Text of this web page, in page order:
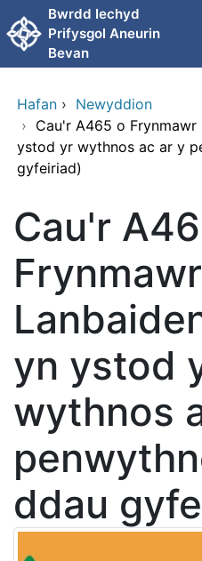
Neidio i'r prif gynnwy
Bwrdd Iechyd
Prifysgol Aneurin
Bevan
Hafan › Newyddion
› Cau'r A465 o
ystod yr wythnos ac ar y
gyfeiriad)
Cau'r
yn ystod
wythnos
ddau